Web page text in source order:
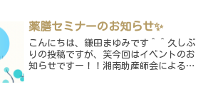
かに過ごせるお身体作りをお手伝いして
いますが、定期的に来...
薬膳セミナーのお知らせ✨
こんにちは、鎌田まゆみです＾＾久しぶ
りの投稿ですが、笑今回はイベントのお
知らせですー！！湘南助産師会による新